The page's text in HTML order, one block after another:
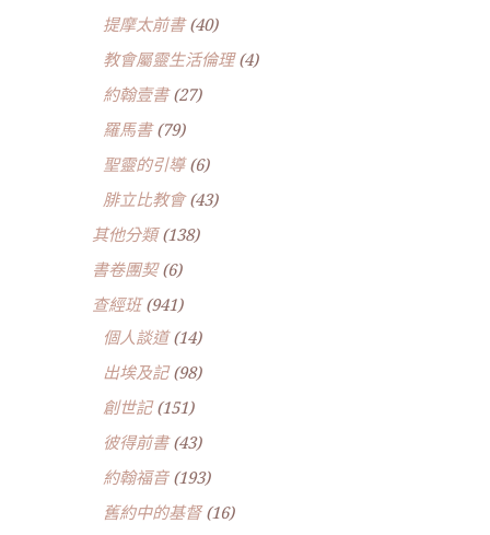
提摩太前書(40)
教會屬靈生活倫理(4)
約翰壹書(27)
羅馬書(79)
聖靈的引導(6)
腓立比教會(43)
其他分類(138)
書卷團契(6)
查經班(941)
個人談道(14)
出埃及記(98)
創世記(151)
彼得前書(43)
約翰福音(193)
舊約中的基督(16)